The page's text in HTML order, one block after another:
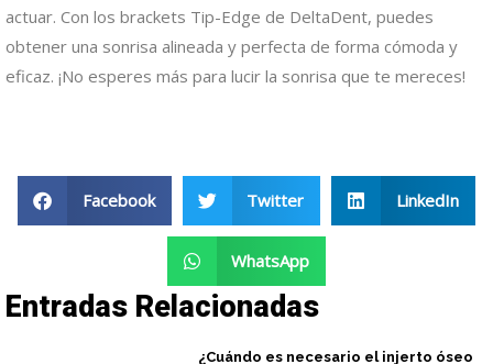
actuar. Con los brackets Tip-Edge de DeltaDent, puedes
obtener una sonrisa alineada y perfecta de forma cómoda y
eficaz. ¡No esperes más para lucir la sonrisa que te mereces!
Facebook Twitter LinkedIn
WhatsApp
Entradas Relacionadas
¿Cuándo es necesario el injerto óseo